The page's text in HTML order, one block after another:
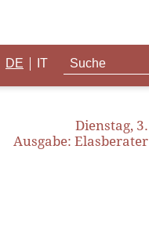
DE IT
Dienstag,
Ausgabe: